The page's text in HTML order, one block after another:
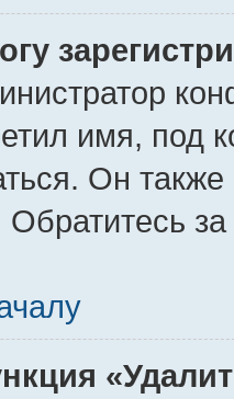
имя, под
Он
Обратитесь